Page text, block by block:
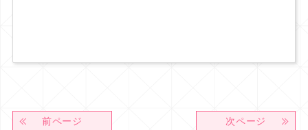
前ページ 次ページ